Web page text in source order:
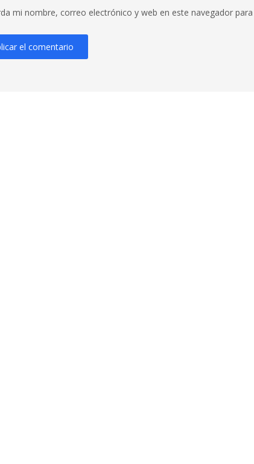
mi nombre, correo electrónico y web en este navegador